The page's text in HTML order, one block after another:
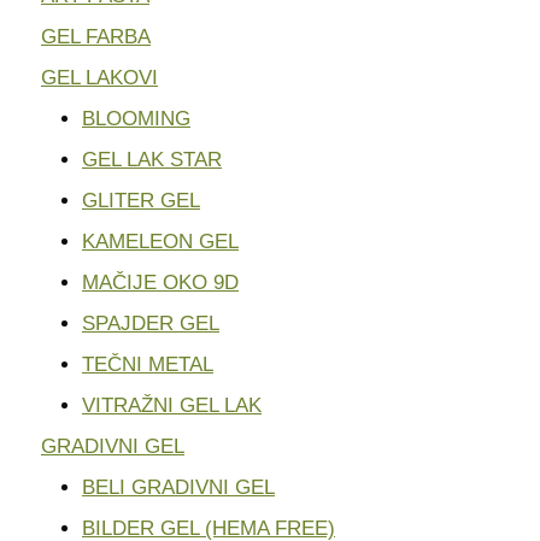
GEL FARBA
GEL LAKOVI
BLOOMING
GEL LAK STAR
GLITER GEL
KAMELEON GEL
MAČIJE OKO 9D
SPAJDER GEL
TEČNI METAL
VITRAŽNI GEL LAK
GRADIVNI GEL
BELI GRADIVNI GEL
BILDER GEL (HEMA FREE)